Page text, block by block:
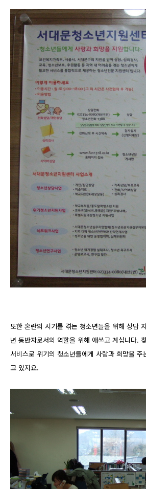
또한 혼란의 시기를 겪는 청소년들을 위해 상담
년 동반자로서의 역할을 위해 애쓰고 계십니다.
서비스로 위기의 청소년들에게 사랑과 희망을
고 있지요.